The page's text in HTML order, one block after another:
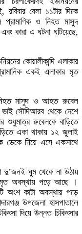
বেলা ১১টার দিকে
ও নিহত মাসুদ
কারা এ ঘটনা ঘটিয়েছে,
কোয়ালীকান্দি এলাকার
একই এলাকার মৃত
নিহত মাসুদ ও আহত রুবেল
ভাই সৌদিআরব থেকে দেশে
শুধুমাত্র রুবেলকে বাড়িতে
একা থাকায় ১২ জুলাই
ডেকে নিয়ে এসে একসাথে
দু’জনই ঘুম থেকে না উঠায়
মৃত অবস্থায় পড়ে আছে ।
অংশ কাটা অবস্থায় পড়ে
উপজেলা হাসপাতালে
দিয়ে উন্নত চিকিৎসার